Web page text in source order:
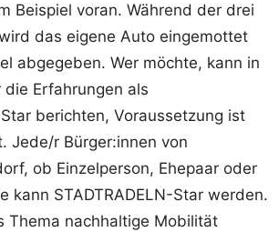
Beispiel voran. Während der drei
das eigene Auto eingemottet
abgegeben. Wer möchte, kann in
die Erfahrungen als
Star berichten, Voraussetzung ist
Jede/r Bürger:innen von
ob Einzelperson, Ehepaar oder
kann STADTRADELN-Star werden.
Thema nachhaltige Mobilität